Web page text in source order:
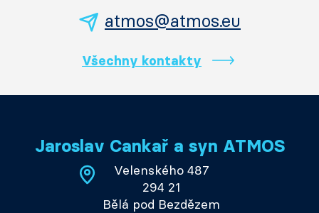
atmos@atmos.eu
Všechny kontakty
Jaroslav Cankař a syn ATMOS
Velenského 487
294 21
Bělá pod Bezdězem